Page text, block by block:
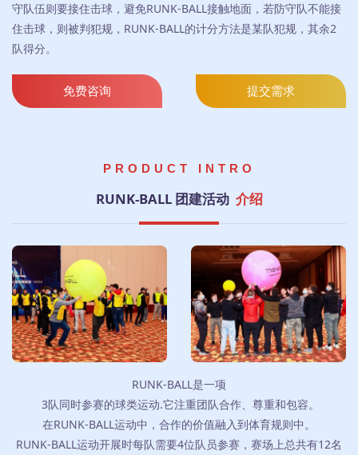
守队伍则要接住击球，避免RUNK-BALL接触地面，若防守队不能接
住击球，则被判犯规，RUNK-BALL的计分方法是某队犯规，其余2
队得分。
免费咨询 提交需求
PRODUCT INTRO
RUNK-BALL 团建活动 介绍
RUNK-BALL是一项
3队同时参赛的球类运动.它注重团队合作、尊重和包容。
在RUNK-BALL运动中，合作的价值融入到体育规则中。
RUNK-BALL运动开展时每队需要4位队员参赛，赛场上总共有12名